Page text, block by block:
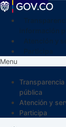
Menu
pública
Atención y
Participa